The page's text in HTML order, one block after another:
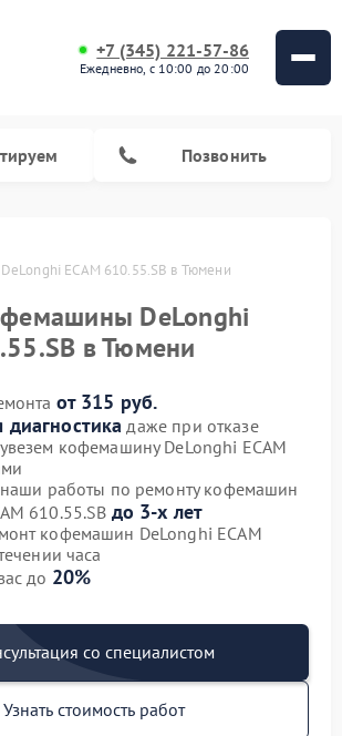
+7 (345) 221-57-86
Ежедневно, с 10:00 до 20:00
Позвонить
ECAM 610.55.SB в Тюмени
DeLonghi
в Тюмени
от 315 руб.
диагностика даже при отказе
кофемашину DeLonghi ECAM
наши работы по ремонту кофемашин
610.55.SB до 3-х лет
кофемашин DeLonghi ECAM
часа
до 20%
со специалистом
Узнать стоимость работ